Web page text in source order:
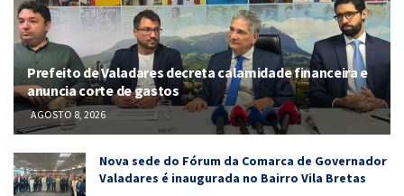
Prefeito de Valadares decreta calamidade financeira e
anuncia corte de gastos
AGOSTO 8, 2026
Nova sede do Fórum da Comarca de Governador
Valadares é inaugurada no Bairro Vila Bretas